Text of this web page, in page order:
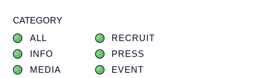
CATEGORY
ALL
RECRUIT
INFO
PRESS
MEDIA
EVENT